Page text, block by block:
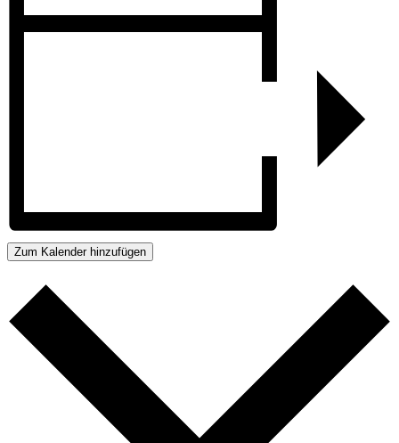
Zum Kalender hinzufügen